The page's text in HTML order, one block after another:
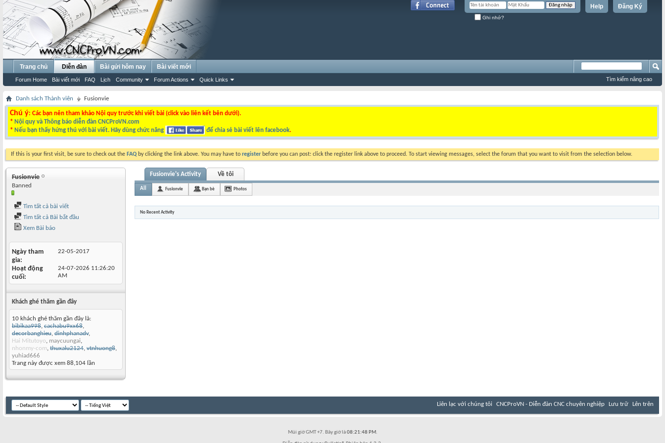
Đăng Ký
Help
Ghi nhớ?
Trang chủ Diễn đàn
Forum Home Bài viết mới FAQ Lịch Community Forum Actions Quick Links
Bài gửi hôm nay Bài viết mới
Tìm kiếm nâng cao
Danh sách Thành viên Fusionvie
Chú ý: Các bạn nên tham khảo Nội quy trước khi viết bài (click vào liên kết bên dưới).
* Nội quy và Thông báo diễn đàn CNCProVN.com
* Nếu bạn thấy hứng thú với bài viết. Hãy dùng chức năng để chia sẻ bài viết lên facebook.
If this is your first visit, be sure to check out the FAQ by clicking the link above. You may have to register before you can post: click the register link above to proceed. To start viewing messages, select the forum that you want to visit from the selection below.
Fusionvie
Banned
Tìm tất cả bài viết
Tìm tất cả Bài bắt đầu
Xem Bài báo
Ngày tham
gia
22-05-2017
Hoạt động
cuối
24-07-2026 11:26:20
AM
Khách ghé thăm gần đây
10 khách ghé thăm gần đây là:
bibikaa998, cachabu9xx68,
decorbanghieu, dinhphanadv,
Hai Mitutoyo, maycuungai,
nhonmy-com, thuxalu2124, vtnhuong8,
yuhiad666
Trang này được xem 88,104 lần
Fusionvie's Activity Về tôi
All Fusionvie Bạn bè Photos
No Recent Activity
Liên lạc với chúng tôi CNCProVN - Diễn đàn CNC chuyên nghiệp Lưu trữ Lên trên
Múi giờ GMT +7. Bây giờ là08:21:48 PM.